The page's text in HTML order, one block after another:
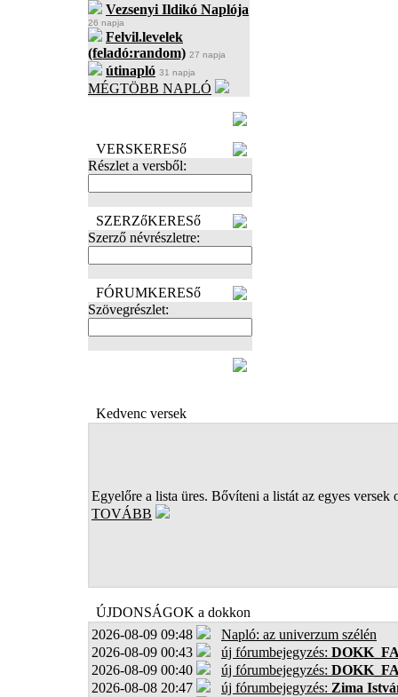
Vezsenyi Ildikó Naplója
26 napja
Felvil.levelek
(feladó:random) 27 napja
útinapló 31 napja
MÉGTÖBB NAPLÓ
VERSKERESő
Részlet a versből:
SZERZőKERESő
Szerző névrészletre:
FÓRUMKERESő
Szövegrészlet:
Kedvenc versek
Egyelőre a lista üres. Bővíteni a listát az egyes versek
TOVÁBB
ÚJDONSÁGOK a dokkon
2026-08-09 09:48
Napló: az univerzum szélén
2026-08-09 00:43
új fórumbejegyzés:
2026-08-09 00:40
új fórumbejegyzés:
2026-08-08 20:47
új fórumbejegyzés: Zima